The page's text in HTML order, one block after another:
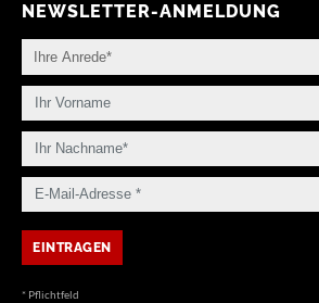
NEWSLETTER-ANMELDUNG
* Pflichtfeld